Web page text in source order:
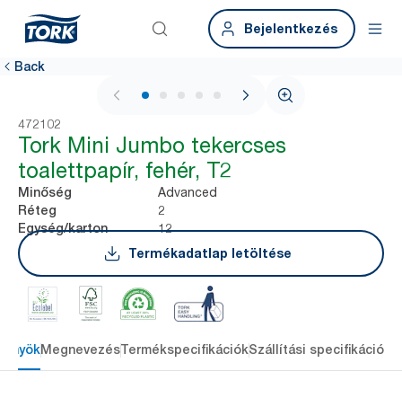
Bejelentkezés
Back
1 / 5
472102
Tork Mini Jumbo tekercses
toalettpapír, fehér, T2
Minőség Advanced
Réteg 2
Egység/karton
12
Termékadatlap letöltése
MegnevezésTermékspecifikációkSzállítási specifikációk